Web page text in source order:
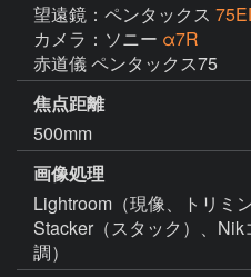
望遠鏡：ペンタックス
カメラ：ソニー α7R
赤道儀 ペンタックス75
焦点距離
500mm
画像処理
Lightroom（現像、トリミ
Stacker（スタック）、
調）